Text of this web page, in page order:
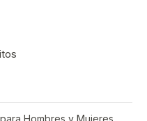
Hombres y Mujeres.